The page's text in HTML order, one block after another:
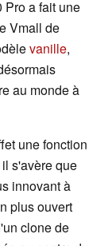
Pro a fait une
Vmall de
vanille,
au monde à
une fonction
s'avère que
innovant à
plus ouvert
clone de